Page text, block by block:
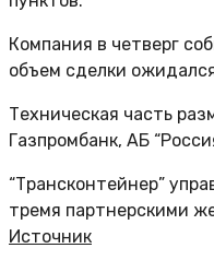
Компания в четверг
объем сделки
Техническая часть
Газпромбанк, АБ
“Трансконтейнер”
тремя партнерскими
Источник